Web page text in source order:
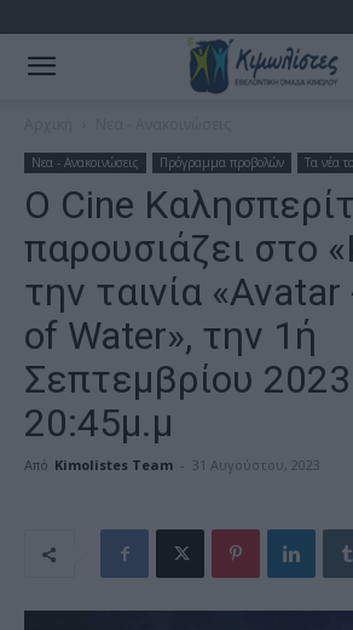
Νεα - Ανακοινώσεις Πρόγραμμα προβολών Τα νέα
Ο Cine
παρουσιάζει στο
την ταινία
of Water», την 1ή
Σεπτεμβρίου
20:45μ.μ
Από Kimolistes Team - 31 Αυγούστου, 2023